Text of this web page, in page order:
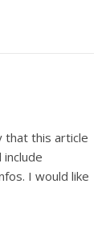
that this article
I would like